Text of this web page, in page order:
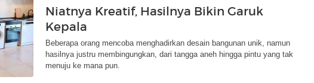
Niatnya Kreatif, Hasilnya Bikin Garuk
Kepala
Beberapa orang mencoba menghadirkan desain bangunan unik, namun
hasilnya justru membingungkan, dari tangga aneh hingga pintu yang tak
menuju ke mana pun.